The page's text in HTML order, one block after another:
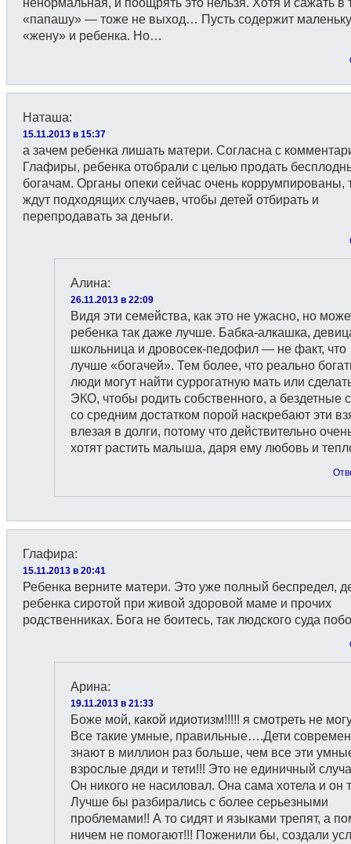
ненормальная, и поощрять это нельзя. Хотя и сажать в
«папашу» — тоже не выход… Пусть содержит
«жену» и ребенка. Но…
Наташа:
15.11.2013 в 15:37
а зачем ребенка лишать матери. Согласна с
Глафиры, ребенка отобрали с целью продать
богачам. Органы опеки сейчас очень коррумпированы,
ждут подходящих случаев, чтобы детей отбирать и
перепродавать за деньги.
Алина:
26.11.2013 в 22:09
Видя эти семейства, как это не ужасно, но
ребенка так даже лучше. Бабка-алкашка,
школьница и дровосек-педофил — не факт, что
лучше «богачей». Тем более, что реально
люди могут найти суррогатную мать или
ЭКО, чтобы родить собственного, а бездетные
со средним достатком порой наскребают эти
влезая в долги, потому что действительно
хотят растить малыша, даря ему любовь и
Глафира:
15.11.2013 в 20:41
Ребенка верните матери. Это уже полный беспредел,
ребенка сиротой при живой здоровой маме и прочих
родственниках. Бога не боитесь, так людского суда
Арина:
19.11.2013 в 21:33
Боже мой, какой идиотизм!!!!! я смотреть не
Все такие умные, правильные….Дети
знают в миллион раз больше, чем все эти
взрослые дяди и тети!!! Это не единичный
Он никого не насиловал. Она сама хотела и он
Лучше бы разбирались с более серьезными
проблемами!! А то сидят и языками трепят, а
ничем не помогают!!! Поженили бы, создали